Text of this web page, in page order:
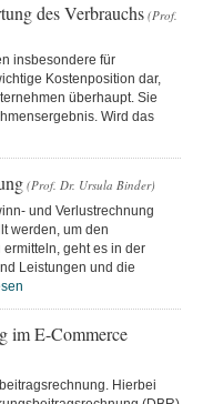
des Verbrauchs (Prof.
insbesondere für
Kostenposition dar,
überhaupt. Sie
Wird das
(Prof. Dr. Ursula Binder)
und Verlustrechnung
werden, um den
geht es in der
Leistungen und die
im E-Commerce
Hierbei